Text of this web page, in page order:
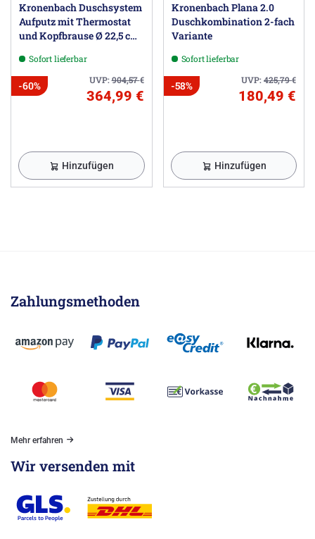
Kronenbach Duschsystem
Aufputz mit Thermostat
und Kopfbrause Ø 22,5 cm,
Sofort lieferbar
UVP:904,57€
-60%
364,99 €
Hinzufügen
Kronenbach Plana 2.0
Duschkombination 2-fach
Variante
Sofort lieferbar
UVP:425,79€
-58%
180,49 €
Hinzufügen
Zahlungsmethoden
Mehr erfahren
Wir versenden mit